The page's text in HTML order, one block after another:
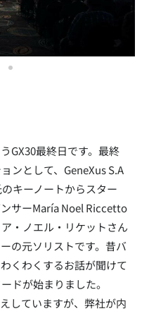
GX30最終日です。最終
ンとして、GeneXus S.A
キーノートからスター
サーMaría Noel Riccetto
・ノエル・リケットさん
の元ソリストです。昔バ
くわくするお話が聞けて
ドが始まりました。
していますが、弊社が内